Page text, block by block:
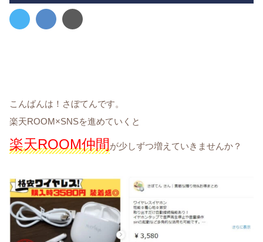
こんばんは！さぼてんです。
楽天ROOM×SNSを進めていくと
楽天ROOM仲間 が少しずつ増えていきませんか？